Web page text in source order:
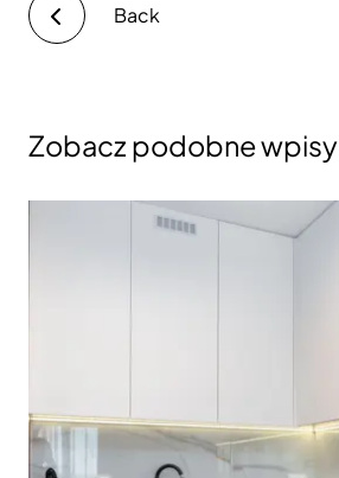
Back
Zobacz podobne wpisy